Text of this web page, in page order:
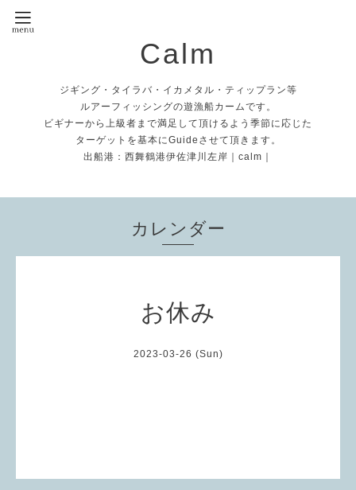
Calm
ジギング・タイラバ・イカメタル・ティップラン等
ルアーフィッシングの遊漁船カームです。
ビギナーから上級者まで満足して頂けるよう季節に応じた
ターゲットを基本にGuideさせて頂きます。
出船港：西舞鶴港伊佐津川左岸｜calm｜
カレンダー
お休み
2023-03-26 (Sun)